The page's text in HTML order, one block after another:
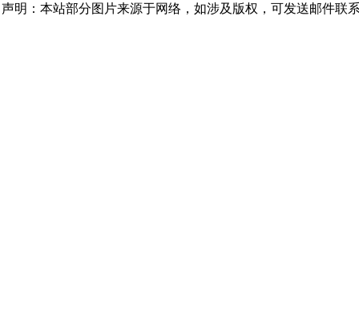
声明：本站部分图片来源于网络，如涉及版权，可发送邮件联